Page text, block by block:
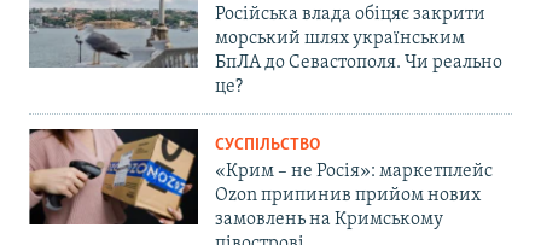
Російська влада обіцяє закрити
морський шлях українським
БпЛА до Севастополя. Чи реально
це?
СУСПІЛЬСТВО
«Крим – не Росія»: маркетплейс
Ozon припинив прийом нових
замовлень на Кримському